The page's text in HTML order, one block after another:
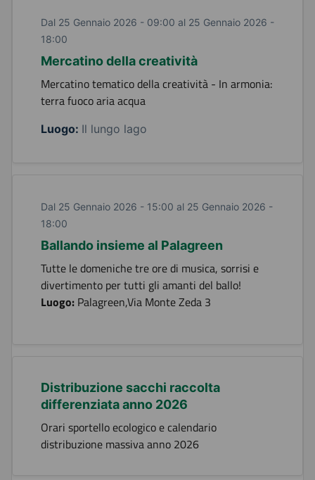
Dal 25 Gennaio 2026 - 09:00 al 25 Gennaio 2026 -
18:00
Mercatino della creatività
Mercatino tematico della creatività - In armonia:
terra fuoco aria acqua
Luogo: Il lungo lago
Dal 25 Gennaio 2026 - 15:00 al 25 Gennaio 2026 -
18:00
Ballando insieme al Palagreen
Tutte le domeniche tre ore di musica, sorrisi e
divertimento per tutti gli amanti del ballo!
Luogo: Palagreen,Via Monte Zeda 3
Distribuzione sacchi raccolta
differenziata anno 2026
Orari sportello ecologico e calendario
distribuzione massiva anno 2026